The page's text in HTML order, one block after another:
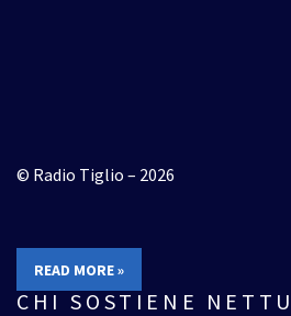
© Radio Tiglio – 2026
READ MORE »
CHI SOSTIENE